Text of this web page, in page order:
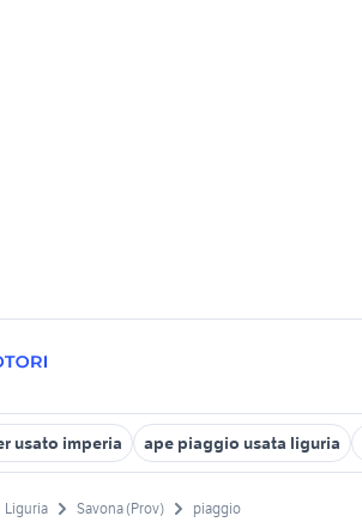
usato imperia ape piaggio usata liguria
Liguria Savona (Prov) piaggio